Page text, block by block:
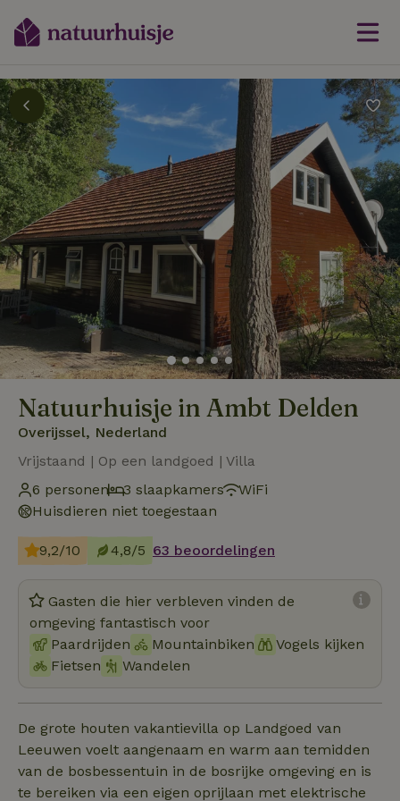
Natuurhuisje in Ambt Delden
Overijssel, Nederland
Vrijstaand | Op een landgoed | Villa
6 personen
3 slaapkamers
WiFi
Huisdieren niet toegestaan
9,2/10 4,8/5 63 beoordelingen
Gasten die hier verbleven vinden de
omgeving fantastisch voor
Paardrijden
Mountainbiken
Vogels kijken
Fietsen
Wandelen
De grote houten vakantievilla op Landgoed van
Leeuwen voelt aangenaam en warm aan temidden
van de bosbessentuin in de bosrijke omgeving en is
te bereiken via een eigen oprijlaan met elektrische